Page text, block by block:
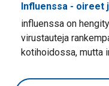
Influenssa - oireet
influenssa on
virustauteja
kotihoidossa, mutta